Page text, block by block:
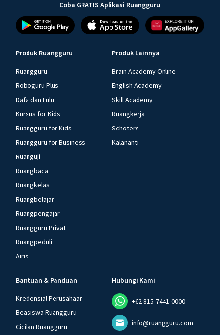
Coba GRATIS Aplikasi Ruangguru
Produk Ruangguru
Ruangguru
Roboguru Plus
Dafa dan Lulu
Kursus for Kids
Ruangguru for Kids
Ruangguru for Business
Ruanguji
Ruangbaca
Ruangkelas
Ruangbelajar
Ruangpengajar
Ruangguru Privat
Ruangpeduli
Airis
Produk Lainnya
Brain Academy Online
English Academy
Skill Academy
Ruangkerja
Schoters
Kalananti
Bantuan & Panduan
Kredensial Perusahaan
Beasiswa Ruangguru
Cicilan Ruangguru
Hubungi Kami
+62 815-7441-0000
info@ruangguru.com